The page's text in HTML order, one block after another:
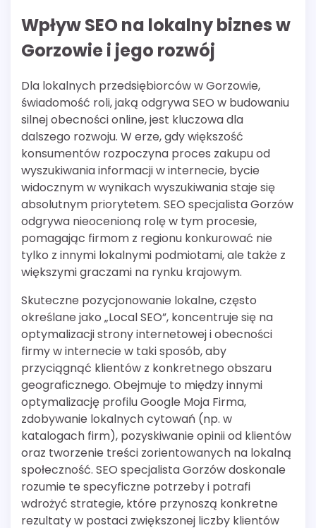
Wpływ SEO na lokalny biznes w
Gorzowie i jego rozwój
Dla lokalnych przedsiębiorców w Gorzowie,
świadomość roli, jaką odgrywa SEO w budowaniu
silnej obecności online, jest kluczowa dla
dalszego rozwoju. W erze, gdy większość
konsumentów rozpoczyna proces zakupu od
wyszukiwania informacji w internecie, bycie
widocznym w wynikach wyszukiwania staje się
absolutnym priorytetem. SEO specjalista Gorzów
odgrywa nieocenioną rolę w tym procesie,
pomagając firmom z regionu konkurować nie
tylko z innymi lokalnymi podmiotami, ale także z
większymi graczami na rynku krajowym.
Skuteczne pozycjonowanie lokalne, często
określane jako „Local SEO”, koncentruje się na
optymalizacji strony internetowej i obecności
firmy w internecie w taki sposób, aby
przyciągnąć klientów z konkretnego obszaru
geograficznego. Obejmuje to między innymi
optymalizację profilu Google Moja Firma,
zdobywanie lokalnych cytowań (np. w
katalogach firm), pozyskiwanie opinii od klientów
oraz tworzenie treści zorientowanych na lokalną
społeczność. SEO specjalista Gorzów doskonale
rozumie te specyficzne potrzeby i potrafi
wdrożyć strategie, które przynoszą konkretne
rezultaty w postaci zwiększonej liczby klientów